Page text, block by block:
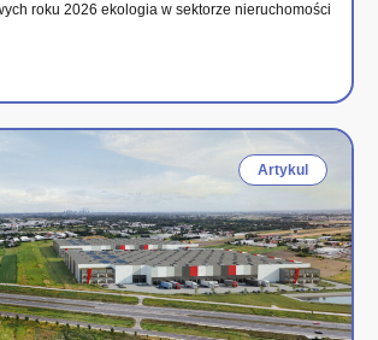
roku 2026 ekologia w sektorze nieruchomości
Artykul